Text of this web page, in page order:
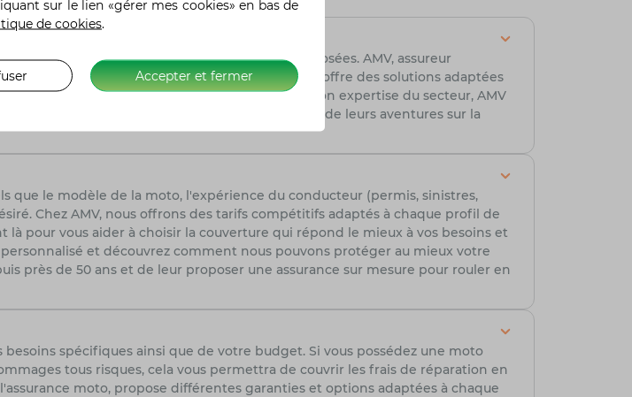
les tarifs, les garanties et les franchises proposées. AMV, assureur
considération. Fort de son expertise, AMV offre des solutions adaptées
et fiable pour leurs deux-roues. Grâce à son expertise du secteur, AMV
d'esprit des motocyclistes tout au long de leurs aventures sur la
que le modèle de la moto, l'expérience du conducteur (permis, sinistres,
Chez AMV, nous offrons des tarifs compétitifs adaptés à chaque profil de
pour vous aider à choisir la couverture qui répond le mieux à vos besoins et
et découvrez comment nous pouvons protéger au mieux votre
près de 50 ans et de leur proposer une assurance sur mesure pour rouler en
spécifiques ainsi que de votre budget. Si vous possédez une moto
tous risques, cela vous permettra de couvrir les frais de réparation en
moto, propose différentes garanties et options adaptées à chaque
sur le lien «gérer mes cookies» en bas de
de cookies.
Accepter et fermer